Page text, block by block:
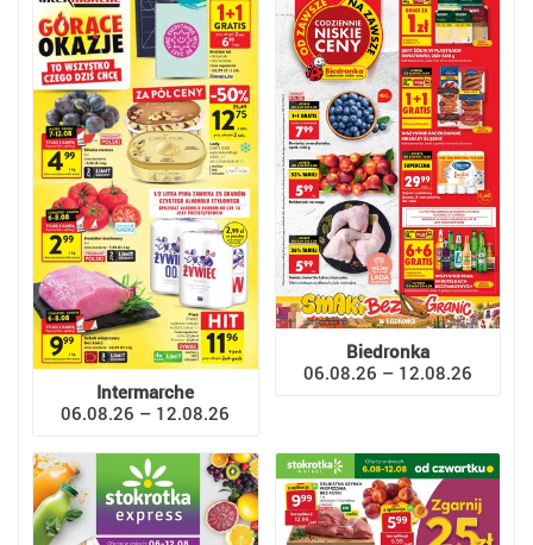
Intermarche
06.08.26 – 12.08.26
Biedronka
06.08.26 – 12.08.26